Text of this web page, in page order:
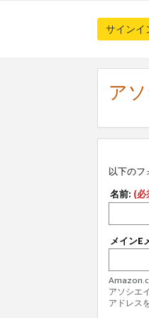
サインイ
ア
以下のフ
名前: (必
メインE
アソシエ
アドレス